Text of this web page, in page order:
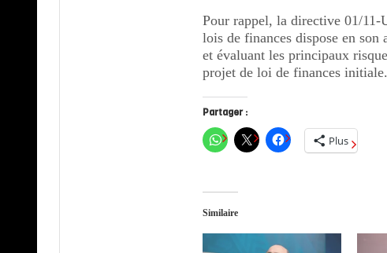
Pour rappel, la directive 01/
lois de finances dispose en
et évaluant les principaux
projet de loi de finances initiale.
Partager :
Plus
Similaire